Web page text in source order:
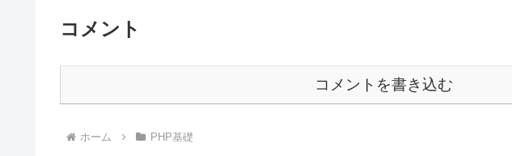
コメント
コメントを書き込む
ホーム PHP基礎